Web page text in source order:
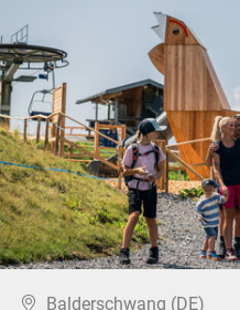
Balderschwang (DE)